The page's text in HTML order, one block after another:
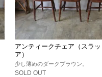
アンティークチェア（スラ
ア）
少し薄めのダークブラウン。
SOLD OUT